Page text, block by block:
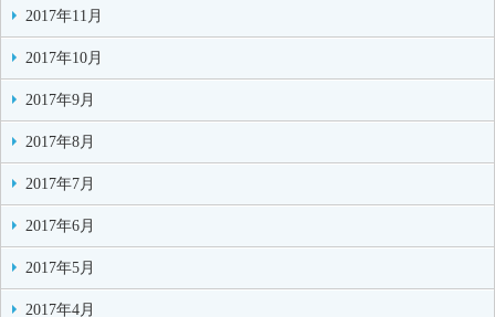
2017年11月
2017年10月
2017年9月
2017年8月
2017年7月
2017年6月
2017年5月
2017年4月